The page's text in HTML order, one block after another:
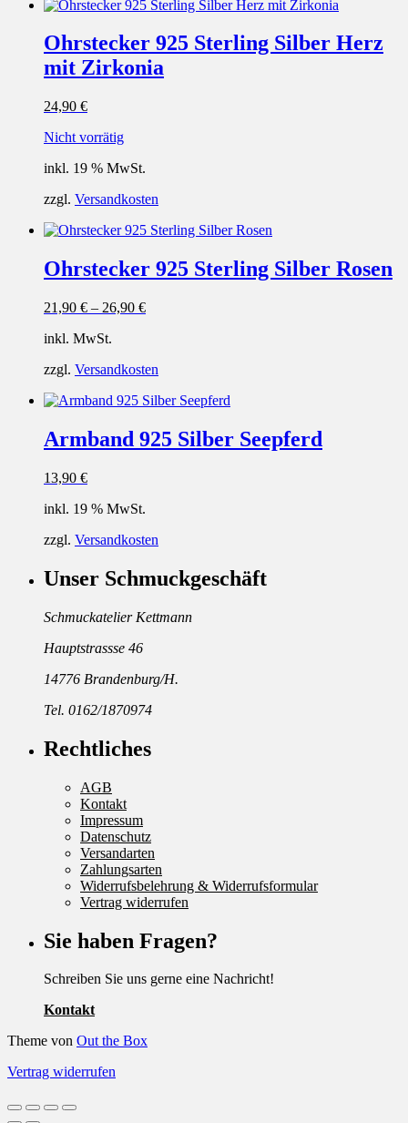
Ohrstecker 925 Sterling Silber Herz
mit Zirkonia
24,90 €
Nicht vorrätig
inkl. 19 % MwSt.
zzgl. Versandkosten
Ohrstecker 925 Sterling Silber Rosen
21,90 € – 26,90 €
inkl. MwSt.
zzgl. Versandkosten
Armband 925 Silber Seepferd
13,90 €
inkl. 19 % MwSt.
zzgl. Versandkosten
Unser Schmuckgeschäft
Schmuckatelier Kettmann
Hauptstrassse 46
14776 Brandenburg/H.
Tel. 0162/1870974
Rechtliches
AGB
Kontakt
Impressum
Datenschutz
Versandarten
Zahlungsarten
Widerrufsbelehrung & Widerrufsformular
Vertrag widerrufen
Sie haben Fragen?
Schreiben Sie uns gerne eine Nachricht!
Kontakt
Theme von Out the Box
Vertrag widerrufen